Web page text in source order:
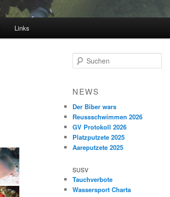
Links
u
e
n
NEWS
Der Biber wars
Reussschwimmen 2026
GV Protokoll 2026
Platzputzete 2025
Aareputzete 2025
SUSV
Tauchverbote
Wassersport Charta